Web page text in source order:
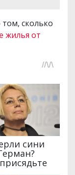
сколько
жилья от